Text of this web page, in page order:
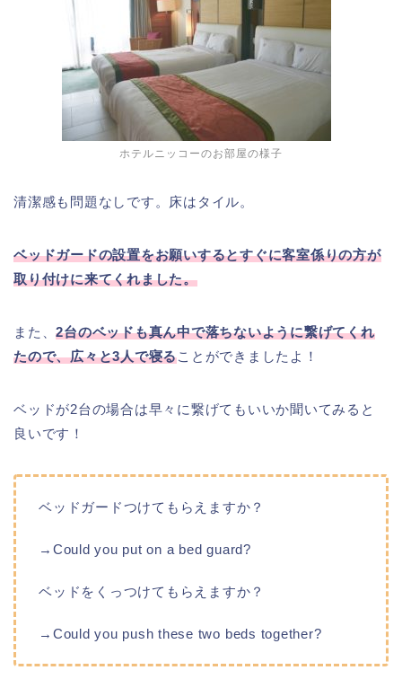
ホテルニッコーのお部屋の様子
清潔感も問題なしです。床はタイル。
ベッドガードの設置をお願いするとすぐに客室係りの方が
取り付けに来てくれました。
また、2台のベッドも真ん中で落ちないように繋げてくれ
たので、広々と3人で寝ることができましたよ！
ベッドが2台の場合は早々に繋げてもいいか聞いてみると
良いです！
ベッドガードつけてもらえますか？
→Could you put on a bed guard?
ベッドをくっつけてもらえますか？
→Could you push these two beds together?